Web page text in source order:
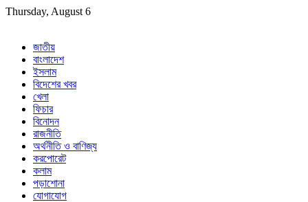
Skip
Thursday, August 6
জাতীয়
বাংলাদেশ
ইসলাম
বিদেশের খবর
খেলা
ফিচার
বিনোদন
রাজনীতি
অর্থনীতি ও বাণিজ্য
করপোরেট
কলাম
পড়াশোনা
যোগাযোগ